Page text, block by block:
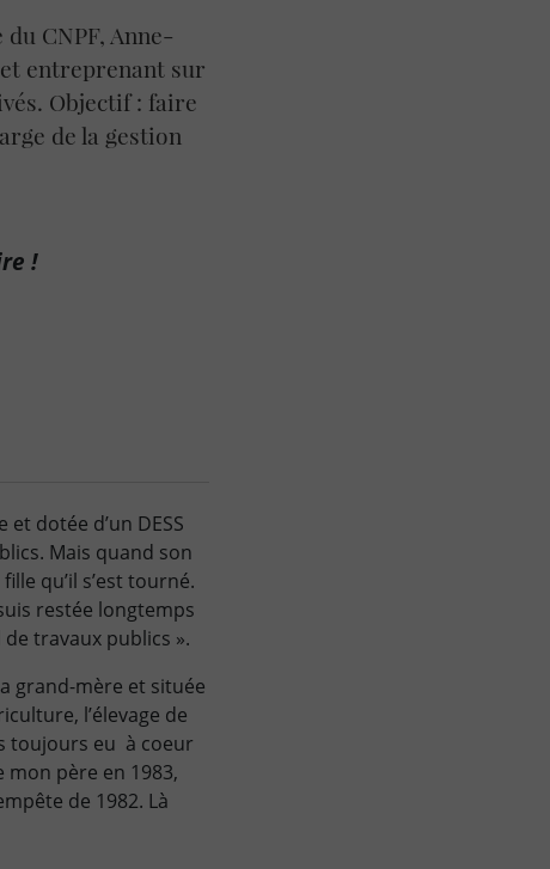
CNPF, Anne-
entreprenant sur
Objectif : faire
de la gestion
!
dotée d’un DESS
Mais quand son
qu’il s’est tourné.
restée longtemps
travaux publics ».
grand-mère et située
l’élevage de
toujours eu à coeur
père en 1983,
de 1982. Là